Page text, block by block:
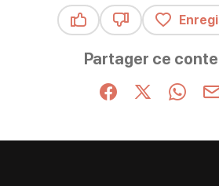
Partager ce
Partager surPartager sur